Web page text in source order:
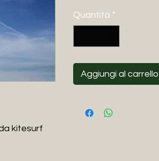
kitesurf
Quantità *
Aggiungi al carrello